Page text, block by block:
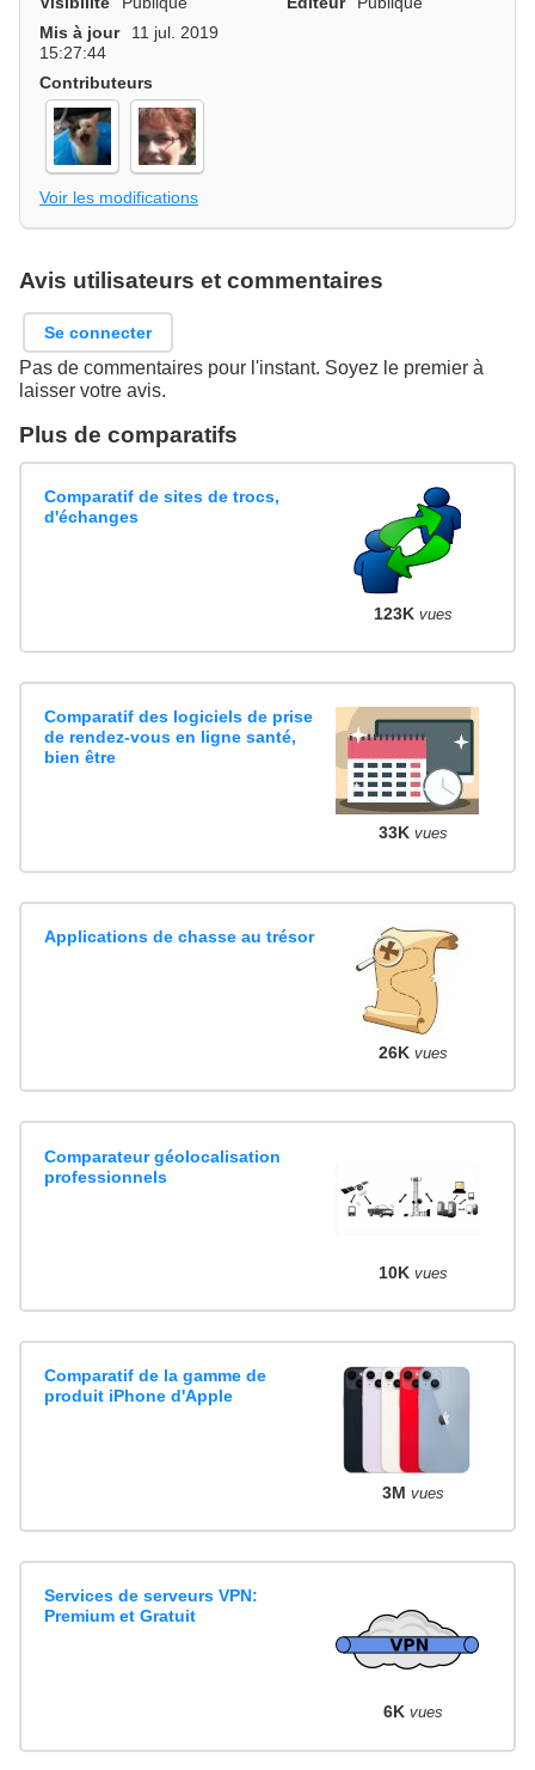
Mis à jour
11 jul. 2019
15:27:44
Contributeurs
Voir les modifications
Avis utilisateurs et commentaires
Se connecter
Pas de commentaires pour l'instant. Soyez le premier à
laisser votre avis.
Plus de comparatifs
Comparatif de sites de trocs,
d'échanges
123K vues
Comparatif des logiciels de prise
de rendez-vous en ligne santé,
bien être
33K vues
Applications de chasse au trésor
26K vues
Comparateur géolocalisation
professionnels
10K vues
Comparatif de la gamme de
produit iPhone d'Apple
3M vues
Services de serveurs VPN:
Premium et Gratuit
6K vues